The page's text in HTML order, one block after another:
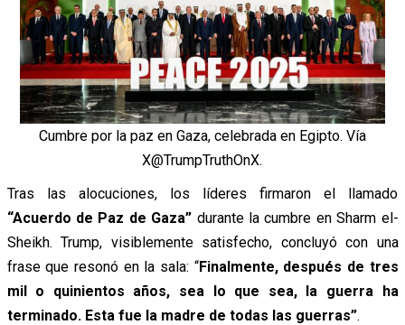
Cumbre por la paz en Gaza, celebrada en Egipto. Vía
X@TrumpTruthOnX.
Tras las alocuciones, los líderes firmaron el llamado
“Acuerdo de Paz de Gaza” durante la cumbre en Sharm el-
Sheikh. Trump, visiblemente satisfecho, concluyó con una
frase que resonó en la sala: “Finalmente, después de tres
mil o quinientos años, sea lo que sea, la guerra ha
terminado. Esta fue la madre de todas las guerras”.